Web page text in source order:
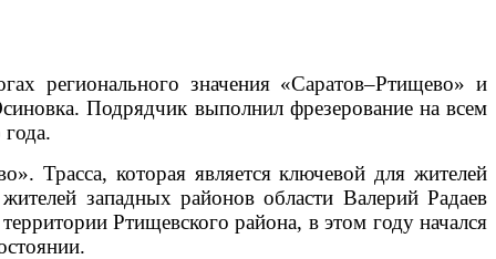
регионального значения «Саратов–Ртищево» и
Подрядчик выполнил фрезерование на всем
Трасса, которая является ключевой для жителей
западных районов области Валерий Радаев
Ртищевского района, в этом году начался